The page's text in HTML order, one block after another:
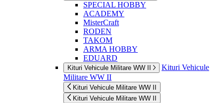
SPECIAL HOBBY
ACADEMY
MisterCraft
RODEN
TAKOM
ARMA HOBBY
EDUARD
Kituri Vehicule Militare WW II
Kituri Vehicule
Militare WW II
Kituri Vehicule Militare WW II
Kituri Vehicule Militare WW II